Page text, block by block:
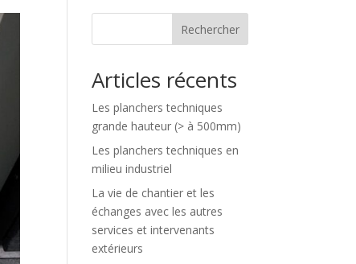
Rechercher
Articles récents
Les planchers techniques
grande hauteur (> à 500mm)
Les planchers techniques en
milieu industriel
La vie de chantier et les
échanges avec les autres
services et intervenants
extérieurs